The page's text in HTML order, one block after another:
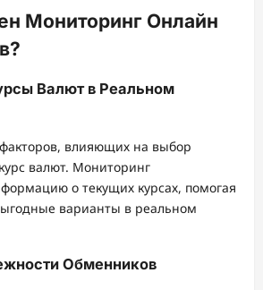
Мониторинг Онлайн
Валют в Реальном
влияющих на выбор
валют. Мониторинг
о текущих курсах, помогая
варианты в реальном
Обменников